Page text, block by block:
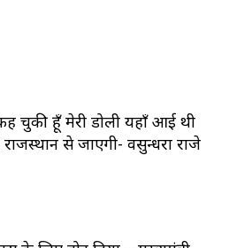
चुकी हूँ मेरी डोली यहाँ आई थी
से जाएगी- वसुन्धरा राजे